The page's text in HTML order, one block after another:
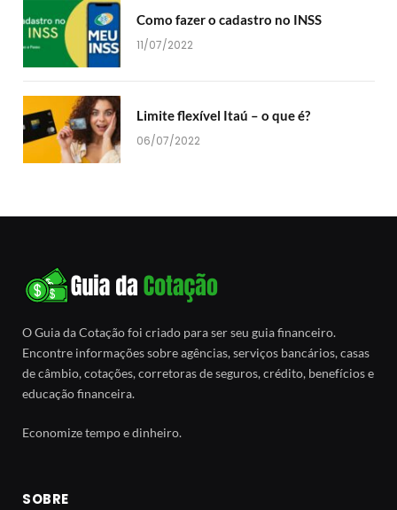
Como fazer o cadastro no INSS
11/07/2022
Limite flexível Itaú – o que é?
06/07/2022
O Guia da Cotação foi criado para ser seu guia financeiro.
Encontre informações sobre agências, serviços bancários, casas
de câmbio, cotações, corretoras de seguros, crédito, benefícios e
educação financeira.
Economize tempo e dinheiro.
SOBRE